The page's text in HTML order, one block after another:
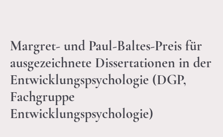
Margret- und Paul-Baltes-Preis für
ausgezeichnete Dissertationen in der
Entwicklungspsychologie (DGP,
Fachgruppe
Entwicklungspsychologie)